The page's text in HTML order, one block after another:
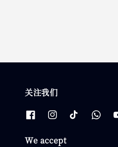
关注我们
We accept